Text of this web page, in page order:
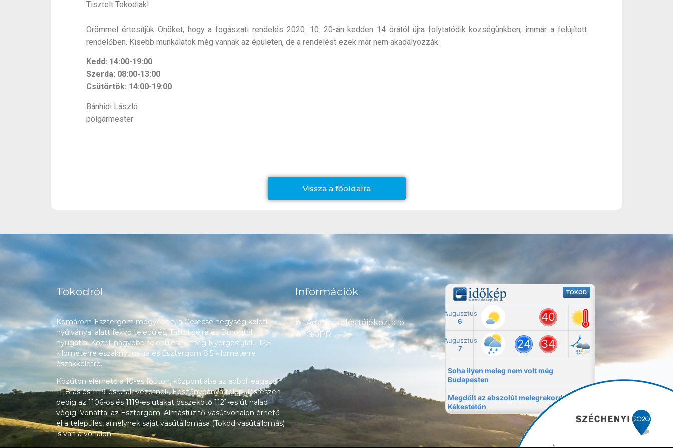
Tisztelt Tokodiak!
Örömmel értesítjük Önöket, hogy a fogászati rendelés 2020. 10. 20-án kedden 14 órától újra folytatódik községünkben, immár a felújított
rendelőben. Kisebb munkálatok még vannak az épületen, de a rendelést ezek már nem akadályozzák.
Kedd: 14:00-19:00
Szerda: 08:00-13:00
Csütörtök: 14:00-19:00
Bánhidi László
polgármester
Vissza a főoldalra
Tokodról
Komárom-Esztergom megyében, a Gerecse hegység keleti
nyúlványai alatt fekvő település, Táttól délre és Dorogtól
nyugatra. Közeli nagyobb települések még Nyergesújfalu 12,5
kilométerre északnyugatra és Esztergom 8,5 kilométerre
északkeletre.
Közúton elérhető a 10-es főúton, központjába az abból leágazó
1118-as és 1119-es utak vezetnek, Ebszőnybánya településrészén
pedig az 1106-os és 1119-es utakat összekötő 1121-es út halad
végig. Vonattal az Esztergom–Almásfüzitő-vasútvonalon érhető
el a település, amelynek saját vasútállomása (Tokod vasútállomás)
is van a vonalon.
Információk
Adatkezelés tájékoztató
GDPR